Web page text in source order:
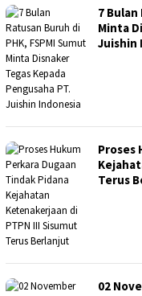
7 Bulan
Minta
Juishin
Proses
Terus
02